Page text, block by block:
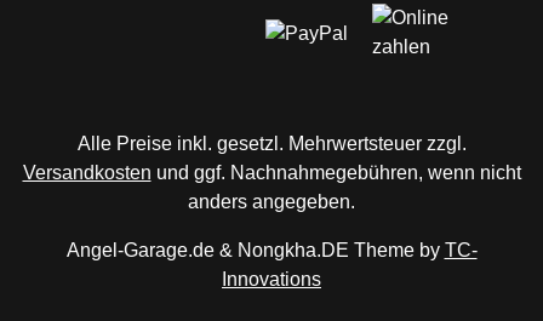
Alle Preise inkl. gesetzl. Mehrwertsteuer zzgl.
Versandkosten und ggf. Nachnahmegebühren, wenn nicht
anders angegeben.
Angel-Garage.de & Nongkha.DE Theme by TC-
Innovations